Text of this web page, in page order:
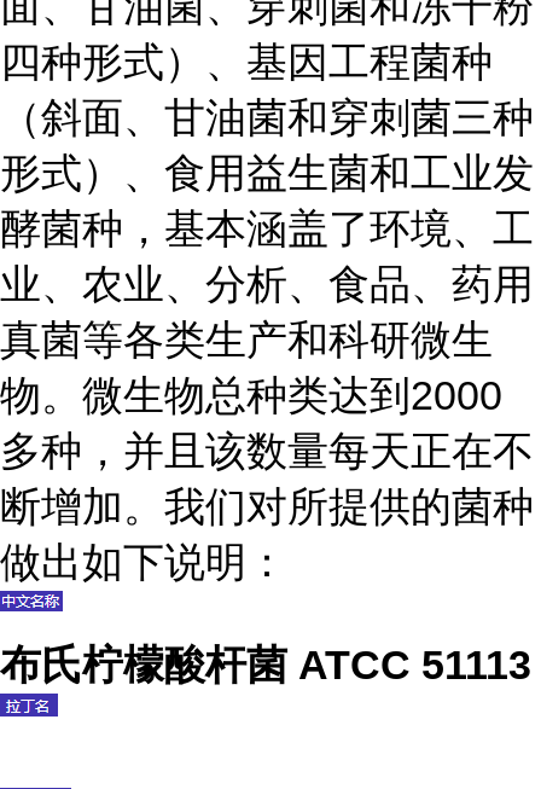
四种形式）、基因工程菌种
（斜面、甘油菌和穿刺菌三种
形式）、食用益生菌和工业发
酵菌种，基本涵盖了环境、工
业、农业、分析、食品、药用
真菌等各类生产和科研微生
物。微生物总种类达到2000
多种，并且该数量每天正在不
断增加。我们对所提供的菌种
做出如下说明：
布氏柠檬酸杆菌 ATCC 51113